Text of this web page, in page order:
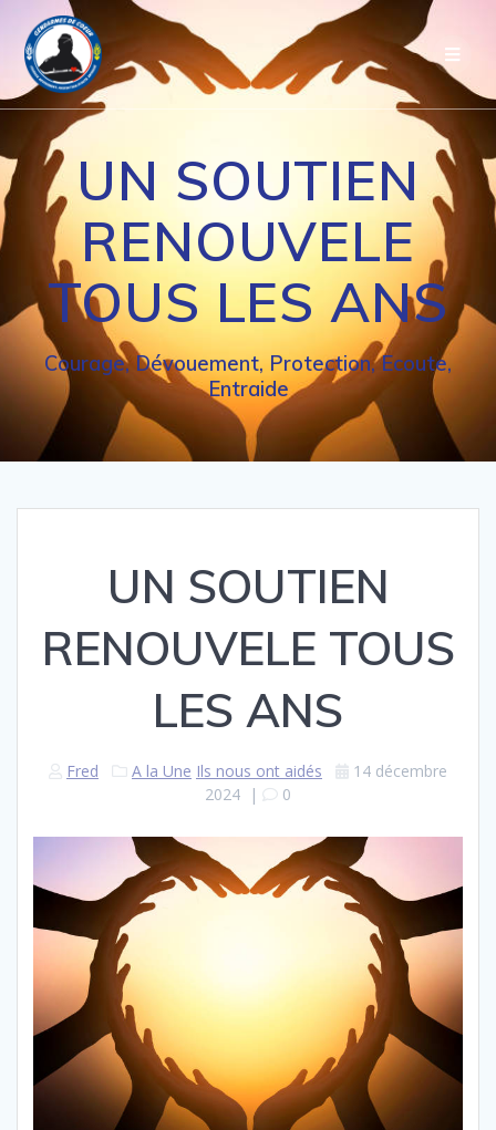
contenu
UN SOUTIEN
RENOUVELE
TOUS LES ANS
Courage, Dévouement, Protection, Ecoute,
Entraide
UN SOUTIEN
RENOUVELE TOUS
LES ANS
Fred A la Une Ils nous ont aidés
14 décembre
2024 | 0